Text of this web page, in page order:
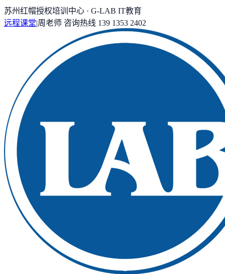
苏州红帽授权培训中心 · G-LAB IT教育
远程课堂|周老师 咨询热线 139 1353 2402